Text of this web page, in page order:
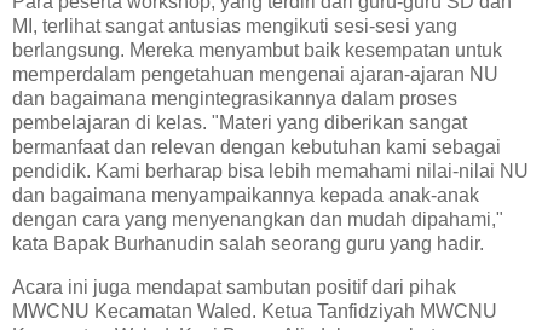
MI, terlihat sangat antusias mengikuti sesi-sesi yang
berlangsung. Mereka menyambut baik kesempatan untuk
memperdalam pengetahuan mengenai ajaran-ajaran NU
dan bagaimana mengintegrasikannya dalam proses
pembelajaran di kelas. "Materi yang diberikan sangat
bermanfaat dan relevan dengan kebutuhan kami sebagai
pendidik. Kami berharap bisa lebih memahami nilai-nilai NU
dan bagaimana menyampaikannya kepada anak-anak
dengan cara yang menyenangkan dan mudah dipahami,"
kata Bapak Burhanudin salah seorang guru yang hadir.
Acara ini juga mendapat sambutan positif dari pihak
MWCNU Kecamatan Waled. Ketua Tanfidziyah MWCNU